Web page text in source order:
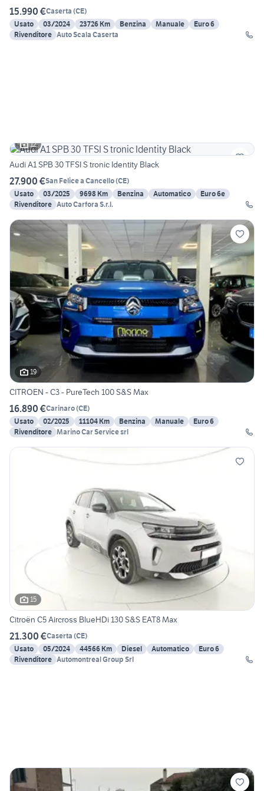
15.990 €Caserta (CE)
Usato
03/2024 23726 Km Benzina Manuale
Euro 6
Rivenditore Auto Scala Caserta
12
Audi A1 SPB 30 TFSI S tronic Identity Black
27.900 €San Felice a Cancello(CE)
Usato
03/2025 9698 Km Benzina Automatico
Euro 6e
Rivenditore Auto Carfora S.r.l.
19
CITROEN - C3 - PureTech 100 S&S Max
16.890 €Carinaro(CE)
Usato
02/2025 11104 Km Benzina Manuale
Euro 6
Rivenditore Marino Car Service srl
15
Citroën C5 Aircross BlueHDi 130 S&S EAT8 Max
21.300 €Caserta (CE)
Usato
05/2024 44566 Km Diesel Automatico
Euro 6
Rivenditore Automontreal Group Srl